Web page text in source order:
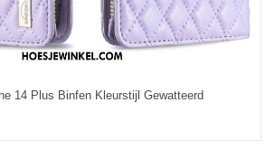
14 Plus Binfen Kleurstijl Gewatteerd